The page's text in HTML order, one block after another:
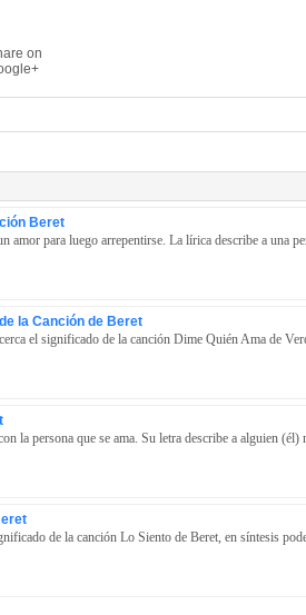
on
Beret
amor para luego arrepentirse. La lírica describe a una
la Canción de Beret
el significado de la canción Dime Quién Ama de
la persona que se ama. Su letra describe a alguien
de la canción Lo Siento de Beret, en síntesis